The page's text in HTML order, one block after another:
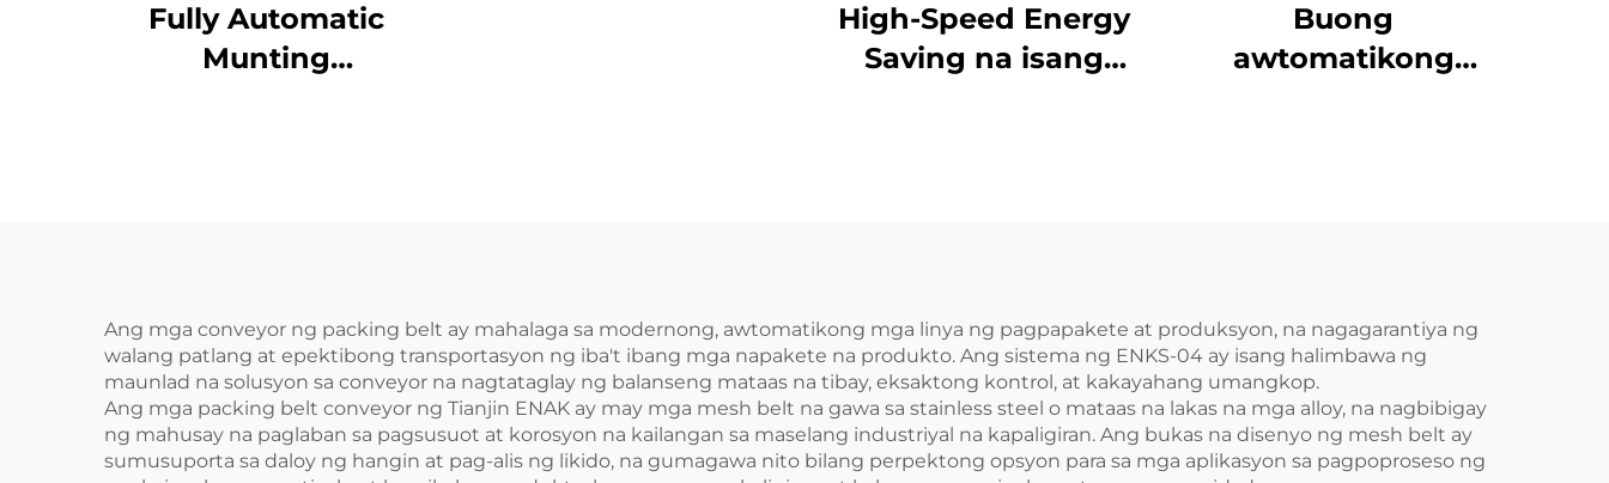
Fully Automatic
Munting
High-Speed Energy
Saving na isang
Buong
awtomatikong
Ang mga conveyor ng packing belt ay mahalaga sa modernong, awtomatikong mga linya ng pagpapakete at produksyon, na nagagarantiya ng
walang patlang at epektibong transportasyon ng iba't ibang mga napakete na produkto. Ang sistema ng ENKS-04 ay isang halimbawa ng
maunlad na solusyon sa conveyor na nagtataglay ng balanseng mataas na tibay, eksaktong kontrol, at kakayahang umangkop.
Ang mga packing belt conveyor ng Tianjin ENAK ay may mga mesh belt na gawa sa stainless steel o mataas na lakas na mga alloy, na nagbibigay
ng mahusay na paglaban sa pagsusuot at korosyon na kailangan sa maselang industriyal na kapaligiran. Ang bukas na disenyo ng mesh belt ay
sumusuporta sa daloy ng hangin at pag-alis ng likido, na gumagawa nito bilang perpektong opsyon para sa mga aplikasyon sa pagpoproseso ng